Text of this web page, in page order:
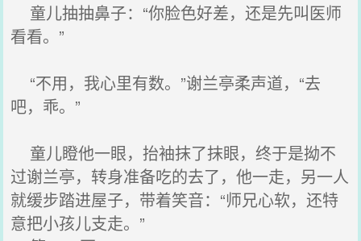
童儿抽抽鼻子：“你脸色好差，还是先叫医师
看看。”
“不用，我心里有数。”谢兰亭柔声道，“去
吧，乖。”
童儿瞪他一眼，抬袖抹了抹眼，终于是拗不
过谢兰亭，转身准备吃的去了，他一走，另一人
就缓步踏进屋子，带着笑音：“师兄心软，还特
意把小孩儿支走。”